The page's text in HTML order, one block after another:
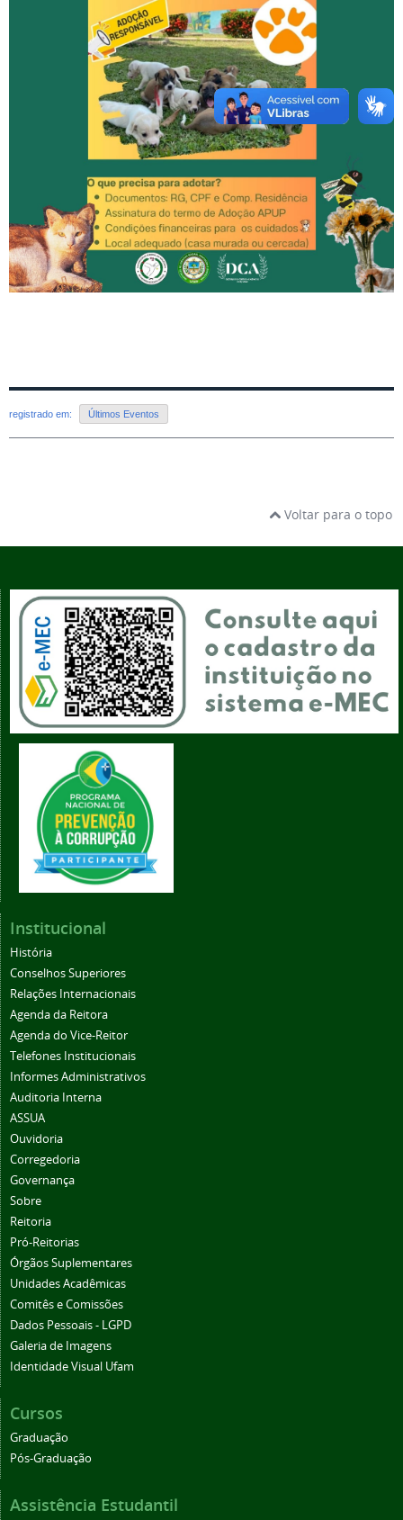
registrado em: Últimos Eventos
Voltar para o topo
Institucional
História
Conselhos Superiores
Relações Internacionais
Agenda da Reitora
Agenda do Vice-Reitor
Telefones Institucionais
Informes Administrativos
Auditoria Interna
ASSUA
Ouvidoria
Corregedoria
Governança
Sobre
Reitoria
Pró-Reitorias
Órgãos Suplementares
Unidades Acadêmicas
Comitês e Comissões
Dados Pessoais - LGPD
Galeria de Imagens
Identidade Visual Ufam
Cursos
Graduação
Pós-Graduação
Assistência Estudantil